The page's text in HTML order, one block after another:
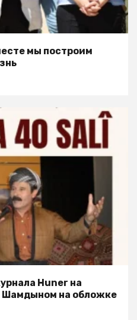
мы построим
Huner на
Шамдыном на обложке